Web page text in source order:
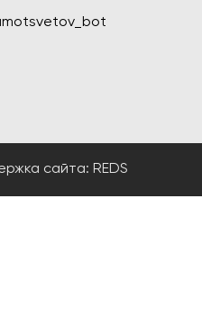
сайта: REDS